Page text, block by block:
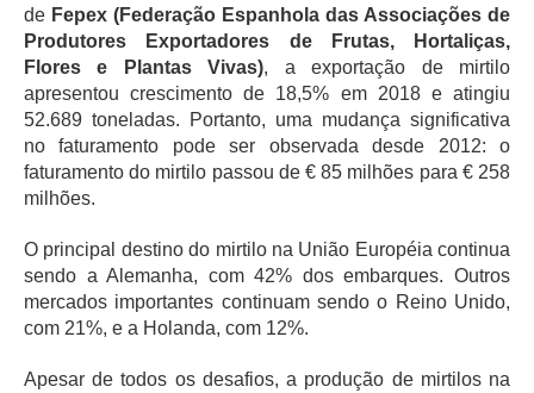
de Fepex (Federação Espanhola das Associações de
Produtores Exportadores de Frutas, Hortaliças,
Flores e Plantas Vivas), a exportação de mirtilo
apresentou crescimento de 18,5% em 2018 e atingiu
52.689 toneladas. Portanto, uma mudança significativa
no faturamento pode ser observada desde 2012: o
faturamento do mirtilo passou de € 85 milhões para € 258
milhões.
O principal destino do mirtilo na União Européia continua
sendo a Alemanha, com 42% dos embarques. Outros
mercados importantes continuam sendo o Reino Unido,
com 21%, e a Holanda, com 12%.
Apesar de todos os desafios, a produção de mirtilos na